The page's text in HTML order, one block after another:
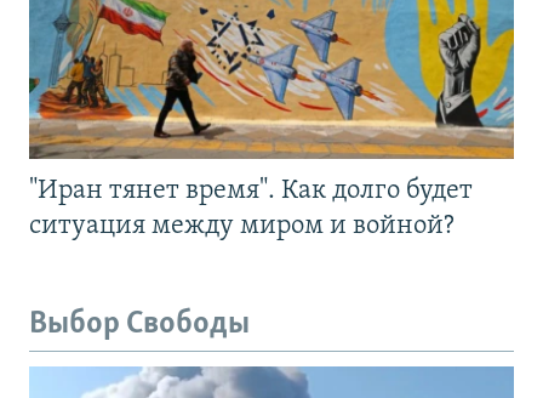
"Иран тянет время". Как долго будет
ситуация между миром и войной?
Выбор Свободы